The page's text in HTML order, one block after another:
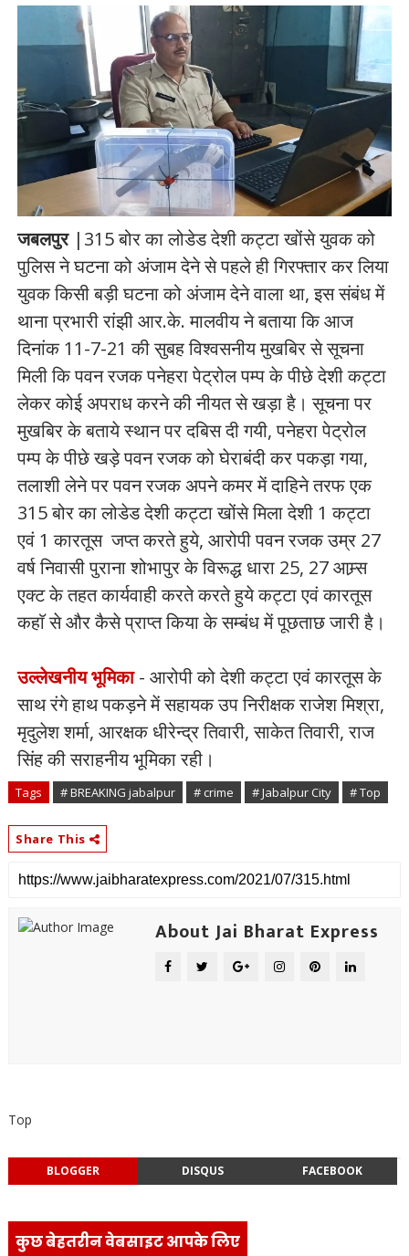
जबलपुर|315 बोर का लोडेड देशी कट्टा खोंसे युवक को
पुलिस ने घटना को अंजाम देने से पहले ही गिरफ्तार कर लिया
युवक किसी बड़ी घटना को अंजाम देने वाला था, इस संबंध में
थाना प्रभारी रांझी आर.के. मालवीय ने बताया कि आज
दिनांक 11-7-21 की सुबह विश्वसनीय मुखबिर से सूचना
मिली कि पवन रजक पनेहरा पेट्रोल पम्प के पीछे देशी कट्टा
लेकर कोई अपराध करने की नीयत से खड़ा है। सूचना पर
मुखबिर के बताये स्थान पर दबिस दी गयी, पनेहरा पेट्रोल
पम्प के पीछे खड़े पवन रजक को घेराबंदी कर पकड़ा गया,
तलाशी लेने पर पवन रजक अपने कमर में दाहिने तरफ एक
315 बोर का लोडेड देशी कट्टा खोंसे मिला देशी 1 कट्टा
एवं 1 कारतूस जप्त करते हुये, आरोपी पवन रजक उम्र 27
वर्ष निवासी पुराना शोभापुर के विरूद्ध धारा 25, 27 आम्र्स
एक्ट के तहत कार्यवाही करते करते हुये कट्टा एवं कारतूस
कहाॅ से और कैसे प्राप्त किया के सम्बंध में पूछताछ जारी है।
उल्लेखनीय भूमिका- आरोपी को देशी कट्टा एवं कारतूस के
साथ रंगे हाथ पकड़ने में सहायक उप निरीक्षक राजेश मिश्रा,
मृदुलेश शर्मा, आरक्षक धीरेन्द्र तिवारी, साकेत तिवारी, राज
सिंह की सराहनीय भूमिका रही।
Tags # BREAKING jabalpur # crime # Jabalpur City # Top
Share This
About Jai Bharat Express
Top
BLOGGER DISQUS FACEBOOK
कुछ बेहतरीन वेबसाइट आपके लिए